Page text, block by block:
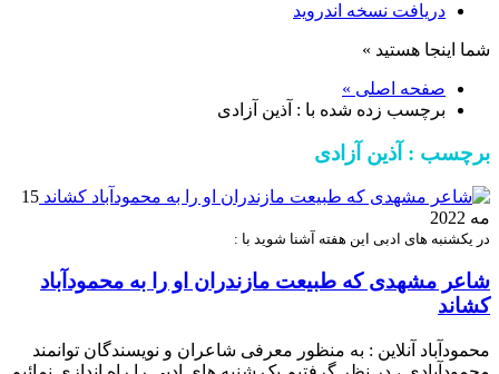
دریافت نسخه اندروید
شما اینجا هستید »
صفحه اصلی »
برچسب زده شده با : آذین آزادی
برچسب : آذین آزادی
15
مه 2022
در یکشنبه های ادبی این هفته آشنا شوید با :
شاعر مشهدی که طبیعت مازندران او را به محمودآباد
کشاند
محمودآباد آنلاین : به منظور معرفی شاعران و نویسندگان توانمند